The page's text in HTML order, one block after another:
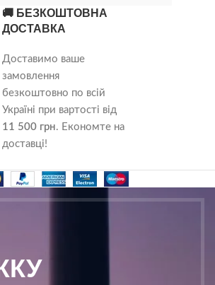
🚚 БЕЗКОШТОВНА
ДОСТАВКА
Доставимо ваше
замовлення
безкоштовно по всій
Україні при вартості від
11 500 грн. Економте на
доставці!